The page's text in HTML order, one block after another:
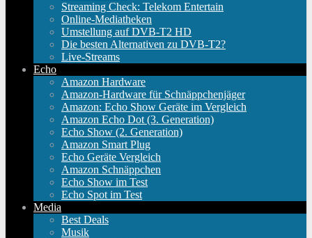
Streaming Check: Telekom Entertain
Online-Mediatheken
Umstellung auf DVB-T2 HD
Die besten Alternativen zu DVB-T2?
Live-Streams
Echo
Amazon Hardware
Amazon-Hardware für Schnäppchenjäger
Amazon: Echo Show Geräte im Vergleich
Amazon Echo Dot (3. Generation)
Echo Show (2. Generation)
Amazon Smart Plug
Echo Geräte Vergleich
Amazon Schnäppchen
Echo Show im Test
Echo Spot im Test
Media
Best Deals
Musik